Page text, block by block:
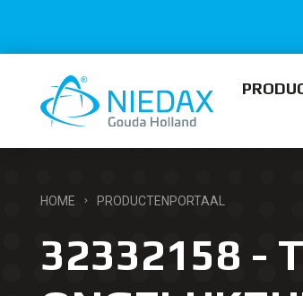
HOME PRODUCTENPORTAAL
32332158 -